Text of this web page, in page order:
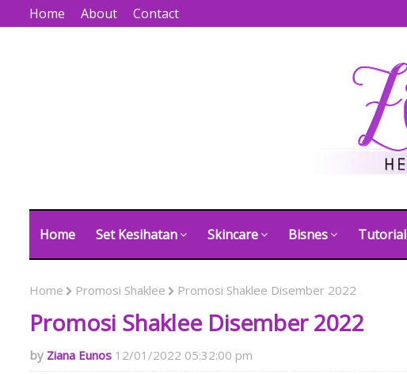
Home About Contact
Home Set Kesihatan Skincare Bisnes Tutorial
Home Promosi Shaklee Promosi Shaklee Disember 2022
Promosi Shaklee Disember 2022
Ziana Eunos 12/01/2022 05:32:00 pm